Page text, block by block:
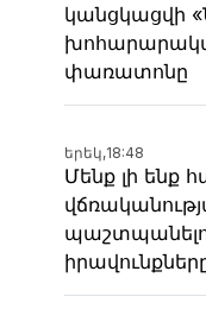
կանցկացվի
փառատոնը
երեկ,18:48
Մենք լի ենք